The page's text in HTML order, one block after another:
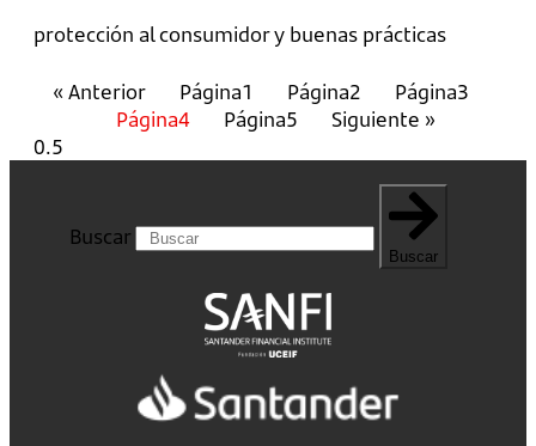
protección al consumidor y buenas prácticas
« Anterior Página1 Página2 Página3
Página4 Página5 Siguiente »
Buscar
Buscar